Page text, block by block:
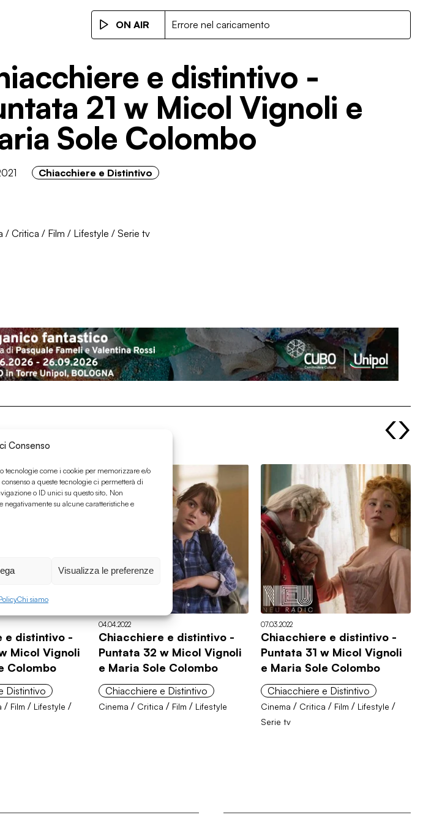
Consenso
tecnologie come i cookie per memorizzare e/o
a queste tecnologie ci permetterà di
o ID unici su questo sito. Non
negativamente su alcune caratteristiche e
Visualizza le preferenze
Chi siamo
ON AIR Errore nel caricamento
e distintivo -
21 w Micol Vignoli e
Sole Colombo
Chiacchiere e Distintivo
/ Critica / Film / Lifestyle / Serie tv
e distintivo -
Micol Vignoli
Colombo
Distintivo
/ Film / Lifestyle /
04.04.2022
Chiacchiere e distintivo -
Puntata 32 w Micol Vignoli
e Maria Sole Colombo
Chiacchiere e Distintivo
Cinema / Critica / Film / Lifestyle
07.03.2022
Chiacchiere e distintivo -
Puntata 31 w Micol Vignoli
e Maria Sole Colombo
Chiacchiere e Distintivo
Cinema / Critica / Film / Lifestyle /
Serie tv
‹›